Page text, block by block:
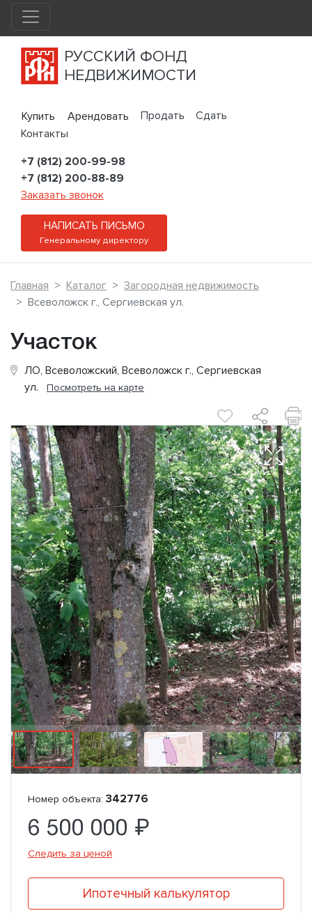
РУССКИЙ ФОНД
НЕДВИЖИМОСТИ
Купить Арендовать Продать
Сдать
Контакты
+7 (812) 200-99-98
+7 (812) 200-88-89
Заказать звонок
НАПИСАТЬ ПИСЬМО
Генеральному директору
Главная Каталог
Загородная недвижимость
Всеволожск г., Сергиевская ул.
Участок
ЛО, Всеволожский, Всеволожск г., Сергиевская
ул. Посмотреть на карте
Номер объекта: 342776
6 500 000 ₽
Следить за ценой
Ипотечный калькулятор